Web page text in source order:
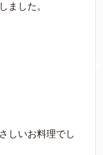
ました。
しいお料理でし